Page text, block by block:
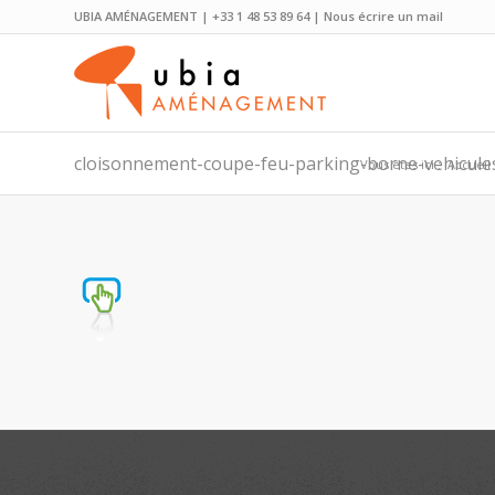
UBIA AMÉNAGEMENT | +33 1 48 53 89 64 | Nous écrire un mail
cloisonnement-coupe-feu-parking-borne-
Vous êtes ici : Accueil